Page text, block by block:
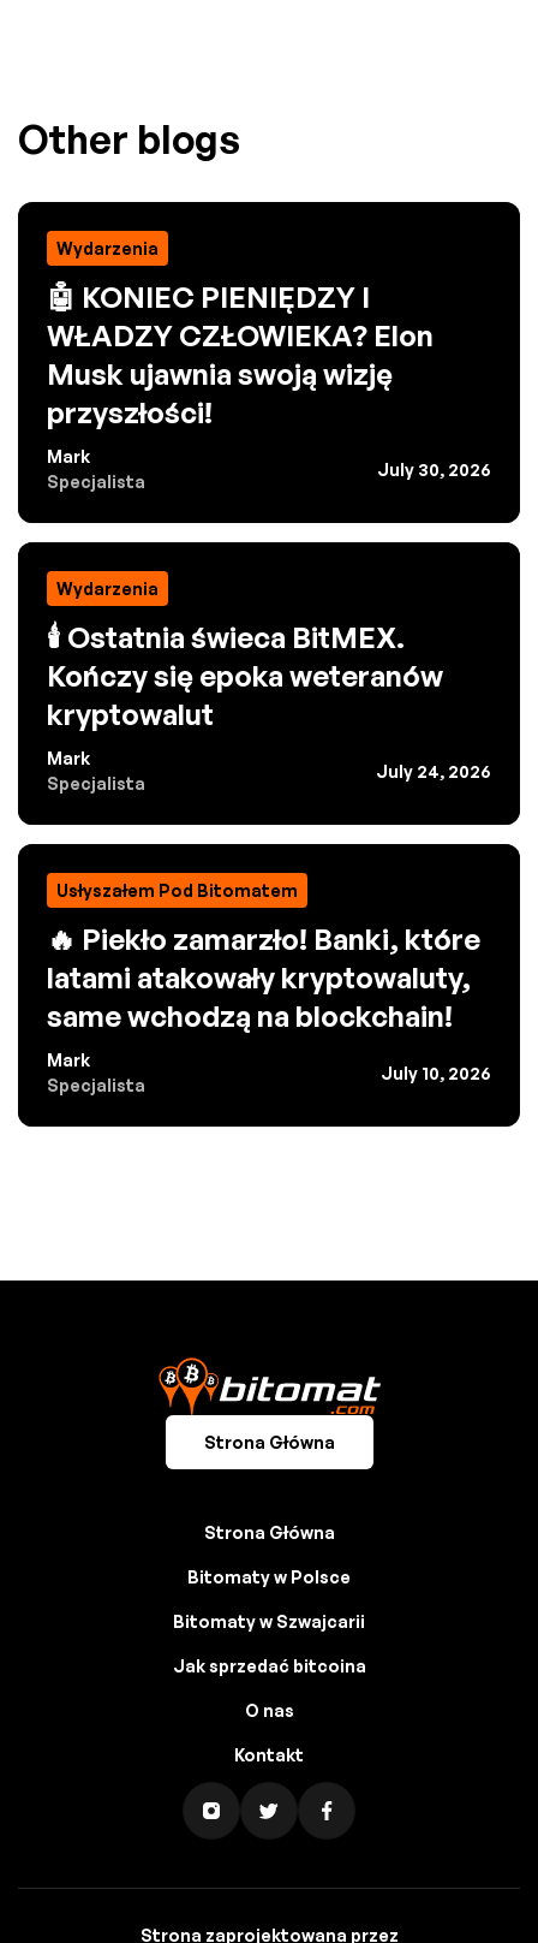
Other blogs
Wydarzenia
🤖 KONIEC PIENIĘDZY I
WŁADZY CZŁOWIEKA? Elon
Musk ujawnia swoją wizję
przyszłości!
Mark
Specjalista
July 30, 2026
Wydarzenia
🕯️ Ostatnia świeca BitMEX.
Kończy się epoka weteranów
kryptowalut
Mark
Specjalista
July 24, 2026
Usłyszałem Pod Bitomatem
🔥 Piekło zamarzło! Banki, które
latami atakowały kryptowaluty,
same wchodzą na blockchain!
Mark
Specjalista
July 10, 2026
Strona Główna
Strona Główna
Bitomaty w Polsce
Bitomaty w Szwajcarii
Jak sprzedać bitcoina
O nas
Kontakt
Strona zaprojektowana przez